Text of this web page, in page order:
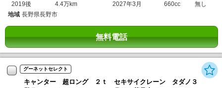
2019後
4.4万km
2027年3月
660cc
無し
地域 長野県長野市
無料電話
グーネットセレクト
キャンター 超ロング ２ｔ セキサイクレーン タダノ３